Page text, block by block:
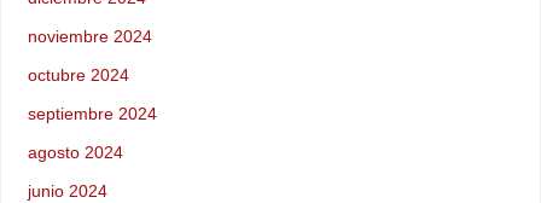
noviembre 2024
octubre 2024
septiembre 2024
agosto 2024
junio 2024